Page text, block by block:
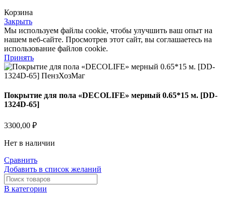
Корзина
Закрыть
Мы используем файлы cookie, чтобы улучшить ваш опыт на
нашем веб-сайте. Просмотрев этот сайт, вы соглашаетесь на
использование файлов cookie.
Принять
Покрытие для пола «DECOLIFE» мерный 0.65*15 м. [DD-
1324D-65]
3300,00 ₽
Нет в наличии
Сравнить
Добавить в список желаний
В категории